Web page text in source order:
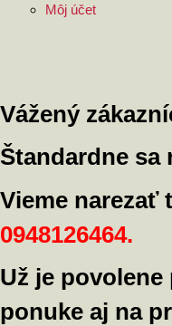
Môj účet
Vážený
Štandardne sa
Vieme narezať
0948126464.
Už je
ponuke aj na